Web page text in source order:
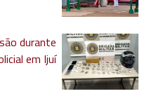
durante
em Ijuí